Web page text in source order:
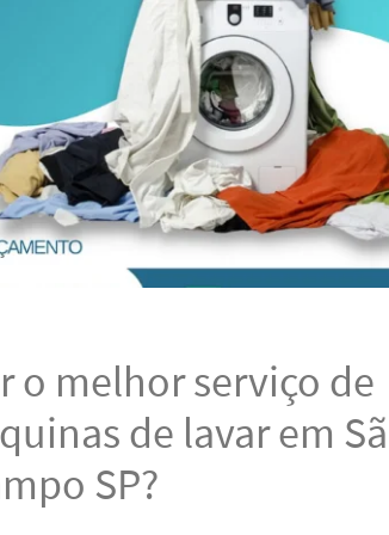
o melhor serviço de
de lavar em
SP?